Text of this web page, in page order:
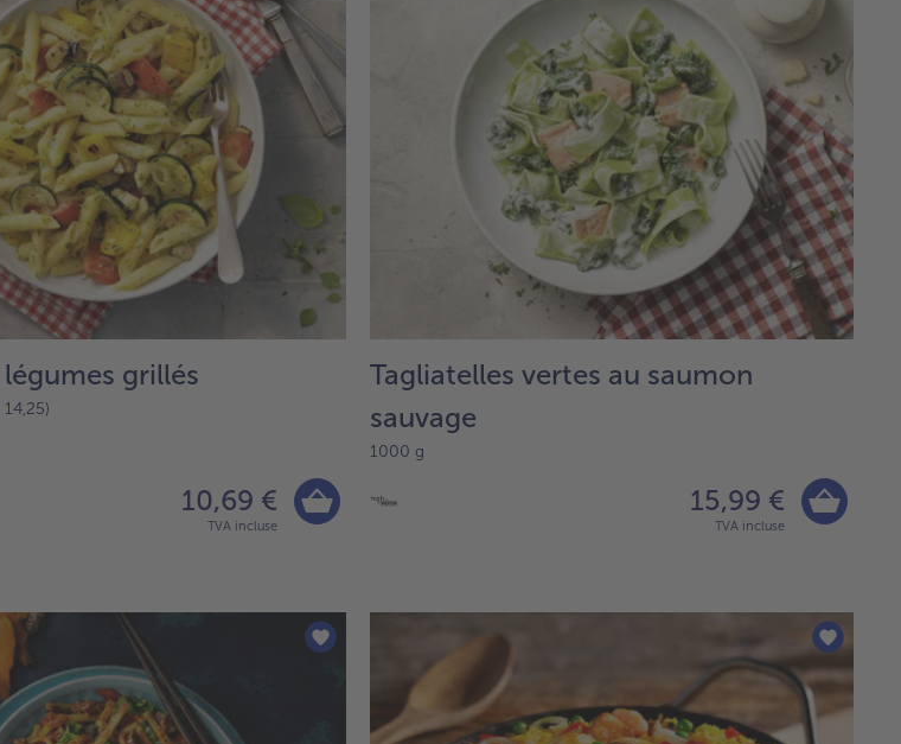
grillés
10,69 €
TVA incluse
Tagliatelles vertes au saumon
sauvage
1000 g
15,99 €
TVA incluse